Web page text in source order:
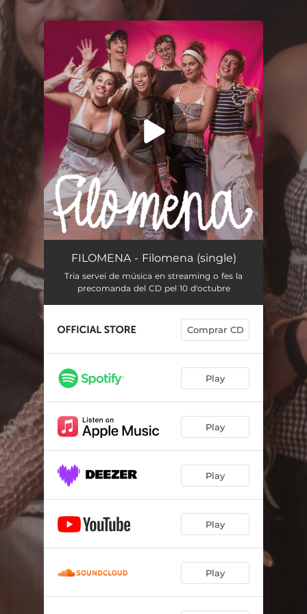
You're all set!
Filomena 03:48
FILOMENA - Filomena (single)
Tria servei de música en streaming o fes la
precomanda del CD pel 10 d'octubre
Comprar CD
Play
Play
Play
Play
Play
.